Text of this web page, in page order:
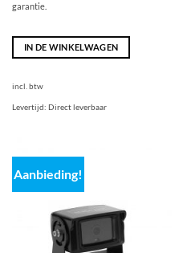
garantie.
IN DE WINKELWAGEN
incl. btw
Levertijd: Direct leverbaar
Aanbieding!